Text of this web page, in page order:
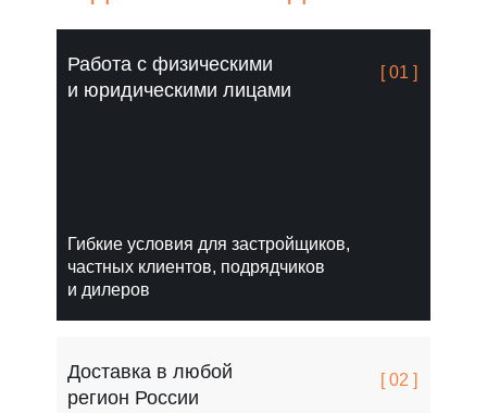
Гибкие условия для застройщиков,
частных клиентов, подрядчиков
и дилеров
Работа с физическими
и юридическими лицами
[ 01 ]
Доставка в любой
регион России
[ 02 ]